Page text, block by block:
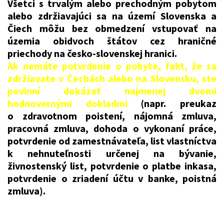
Všetci s trvalým alebo prechodným pobytom
alebo zdržiavajúci sa na území Slovenska a
Čiech môžu bez obmedzení vstupovať na
územia obidvoch štátov cez hraničné
priechody na česko-slovenskej hranici.
Ak nemáte potvrdenie o pobyte, fakt, že sa
zdržiavate v Čechách alebo na Slovensku, ste
povinní dokázať najmenej dvomi
hodnovernými dokladmi
(napr. preukaz
o zdravotnom poistení, nájomná zmluva,
pracovná zmluva, dohoda o vykonaní práce,
potvrdenie od zamestnávateľa, list vlastníctva
k nehnuteľnosti určenej na bývanie,
živnostenský list, potvrdenie o platbe inkasa,
potvrdenie o zriadení účtu v banke, poistná
zmluva).